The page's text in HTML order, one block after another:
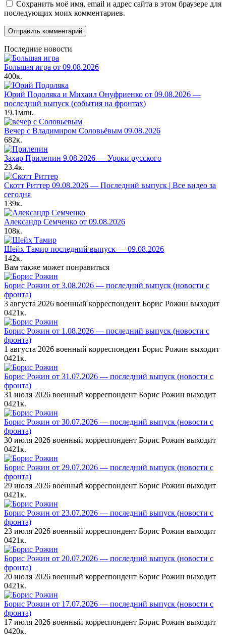
Сохранить моё имя, email и адрес сайта в этом браузере для
последующих моих комментариев.
Последние новости
Большая игра от 09.08.2026
400к.
Юрий Подоляка и Михаил Онуфриенко от 09.08.2026 —
последний выпуск (события на фронтах)
19.1млн.
Вечер с Владимиром Соловьёвым 09.08.2026
682к.
Захар Прилепин 9.08.2026 — Уроки русского
23.4к.
Скотт Риттер 09.08.2026 — Последний выпуск | Все видео за
сегодня
139к.
Александр Семченко от 09.08.2026
108к.
Шейх Тамир последний выпуск — 09.08.2026
142к.
Вам также может понравиться
Борис Рожин от 3.08.2026 — последний выпуск (новости с
фронта)
3 августа 2026 военный корреспондент Борис Рожин выходит
0421к.
Борис Рожин от 1.08.2026 — последний выпуск (новости с
фронта)
1 августа 2026 военный корреспондент Борис Рожин выходит
0421к.
Борис Рожин от 31.07.2026 — последний выпуск (новости с
фронта)
31 июля 2026 военный корреспондент Борис Рожин выходит
0421к.
Борис Рожин от 30.07.2026 — последний выпуск (новости с
фронта)
30 июля 2026 военный корреспондент Борис Рожин выходит
0421к.
Борис Рожин от 29.07.2026 — последний выпуск (новости с
фронта)
29 июля 2026 военный корреспондент Борис Рожин выходит
0421к.
Борис Рожин от 23.07.2026 — последний выпуск (новости с
фронта)
23 июля 2026 военный корреспондент Борис Рожин выходит
0421к.
Борис Рожин от 20.07.2026 — последний выпуск (новости с
фронта)
20 июля 2026 военный корреспондент Борис Рожин выходит
0421к.
Борис Рожин от 17.07.2026 — последний выпуск (новости с
фронта)
17 июля 2026 военный корреспондент Борис Рожин выходит
0420к.